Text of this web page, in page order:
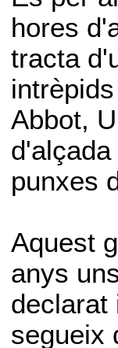
hores
tracta
Abbot,
punxes
Aquest
anys
declarat
segueix